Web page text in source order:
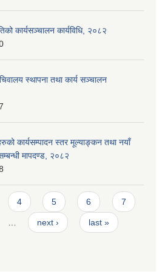
कार्यसञ्चालन कार्यविधि, २०८२
स्थापना तथा कार्य सञ्चालन
कार्यसम्पादन स्तर मूल्याङ्कन तथा नयाँ
मापदण्ड, २०८२
4 5 6 7
… next › last »